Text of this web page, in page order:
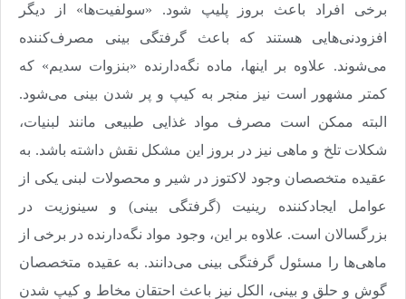
برخی افراد باعث بروز پلیپ شود. «سولفیت‌ها» از دیگر
افزودنی‌هایی هستند که باعث گرفتگی بینی مصرف‌کننده
می‌شوند. علاوه بر اینها، ماده نگه‌دارنده «بنزوات سدیم» که
کمتر مشهور است نیز منجر به کیپ و پر شدن بینی می‌شود.
البته ممکن است مصرف مواد غذایی طبیعی مانند لبنیات،
شکلات تلخ و ماهی نیز در بروز این مشکل نقش داشته باشد. به
عقیده متخصصان وجود لاکتوز در شیر و محصولات لبنی یکی از
عوامل ایجادکننده رینیت (گرفتگی بینی) و سینوزیت در
بزرگسالان است. علاوه بر این، وجود مواد نگه‌دارنده در برخی از
ماهی‌ها را مسئول گرفتگی بینی می‌دانند. به عقیده متخصصان
گوش و حلق و بینی، الکل نیز باعث احتقان مخاط و کیپ‌ شدن